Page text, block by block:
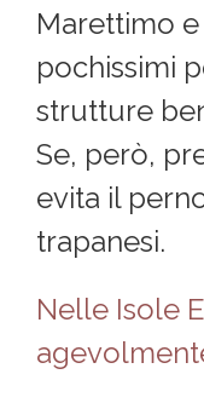
Marettimo
pochissimi
strutture
Se, però,
evita il
trapanesi.
Nelle Isole